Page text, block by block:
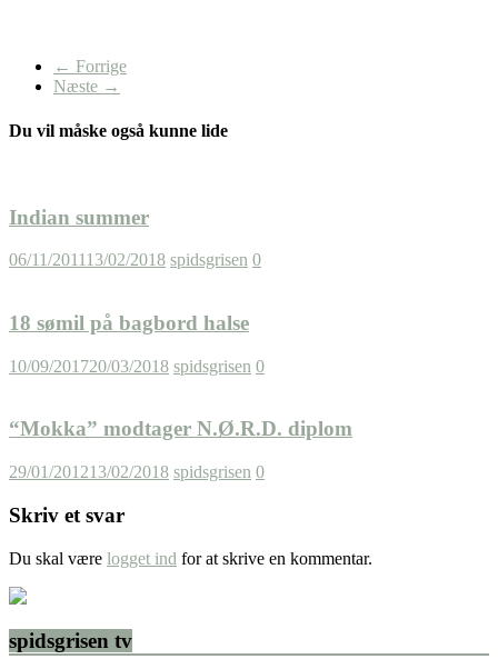
← Forrige
Næste →
Du vil måske også kunne lide
Indian summer
06/11/201113/02/2018 spidsgrisen 0
18 sømil på bagbord halse
10/09/201720/03/2018 spidsgrisen 0
“Mokka” modtager N.Ø.R.D. diplom
29/01/201213/02/2018 spidsgrisen 0
Skriv et svar
Du skal være logget ind for at skrive en kommentar.
spidsgrisen tv